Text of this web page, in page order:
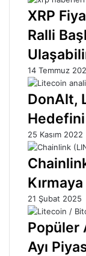
XRP
Ralli
14 Temmuz
DonAlt,
Hedefini
25 Kasım 2022
21 Şubat 2025
Popüler
Ayı